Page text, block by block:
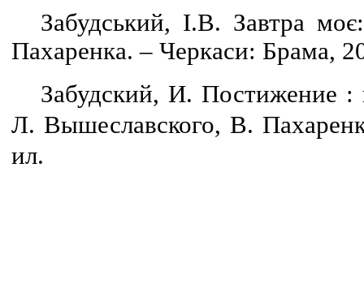
Забудський, І.В. Завтра
Пахаренка. – Черкаси: Брама,
Забудский, И. Постижение :
Л. Вышеславского, В.
ил.